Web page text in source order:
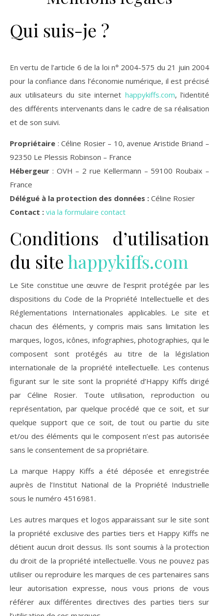
Qui suis-je ?
En vertu de l’article 6 de la loi n° 2004-575 du 21 juin 2004
pour la confiance dans l’économie numérique, il est précisé
aux utilisateurs du site internet happykiffs.com, l’identité
des différents intervenants dans le cadre de sa réalisation
et de son suivi.
Propriétaire : Céline Rosier – 10, avenue Aristide Briand –
92350 Le Plessis Robinson – France
Hébergeur : OVH – 2 rue Kellermann – 59100 Roubaix –
France
Délégué à la protection des données : Céline Rosier
Contact : via la formulaire contact
Conditions d’utilisation
du site happykiffs.com
Le Site constitue une œuvre de l’esprit protégée par les
dispositions du Code de la Propriété Intellectuelle et des
Réglementations Internationales applicables. Le site et
chacun des éléments, y compris mais sans limitation les
marques, logos, icônes, infographies, photographies, qui le
composent sont protégés au titre de la législation
internationale de la propriété intellectuelle. Les contenus
figurant sur le site sont la propriété d’Happy Kiffs dirigé
par Céline Rosier. Toute utilisation, reproduction ou
représentation, par quelque procédé que ce soit, et sur
quelque support que ce soit, de tout ou partie du site
et/ou des éléments qui le composent n’est pas autorisée
sans le consentement de sa propriétaire.
La marque Happy Kiffs a été déposée et enregistrée
auprès de l’Institut National de la Propriété Industrielle
sous le numéro 4516981.
Les autres marques et logos apparaissant sur le site sont
la propriété exclusive des parties tiers et Happy Kiffs ne
détient aucun droit dessus. Ils sont soumis à la protection
du droit de la propriété intellectuelle. Vous ne pouvez pas
utiliser ou reproduire les marques de ces partenaires sans
leur autorisation expresse, nous vous prions de vous
référer aux différentes directives des parties tiers sur